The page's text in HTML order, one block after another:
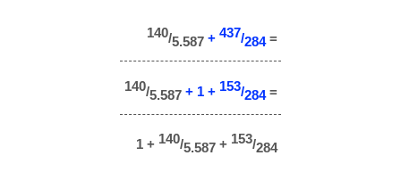
140/5.587+ 437/284 =
140/5.587+ 1 + 153/284 =
1 + 140/5.587+ 153/284